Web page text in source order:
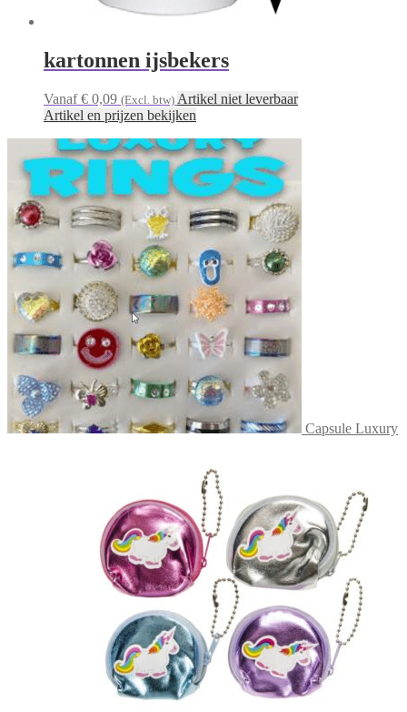
kartonnen ijsbekers
Vanaf € 0,09 (Excl. btw) Artikel niet leverbaar
Artikel en prijzen bekijken
Capsule Luxury